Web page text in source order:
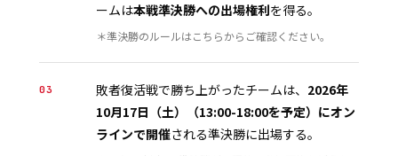
ームは本戦準決勝への出場権利を得る。
＊準決勝のルールはこちらからご確認ください。
03 敗者復活戦で勝ち上がったチームは、 2026年
10月17日（土）（13:00-18:00を予定）にオン
ラインで開催される準決勝に出場する。